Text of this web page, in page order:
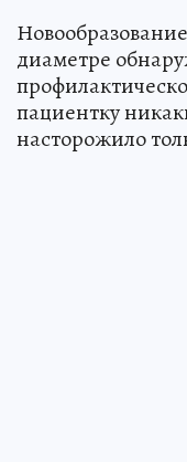
диаметре
пациентку
насторожило